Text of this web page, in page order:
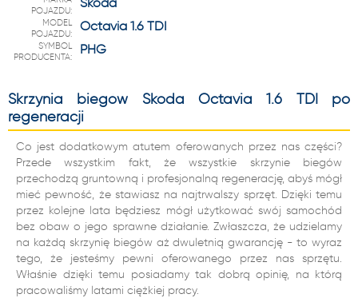
POJAZDU:
MODEL
POJAZDU:
Octavia 1.6 TDI
SYMBOL
PRODUCENTA:
PHG
Skrzynia biegów Skoda Octavia 1.6 TDI po
regeneracji
Co jest dodatkowym atutem oferowanych przez nas części?
Przede wszystkim fakt, że wszystkie skrzynie biegów
przechodzą gruntowną i profesjonalną regenerację, abyś mógł
mieć pewność, że stawiasz na najtrwalszy sprzęt. Dzięki temu
przez kolejne lata będziesz mógł użytkować swój samochód
bez obaw o jego sprawne działanie. Zwłaszcza, że udzielamy
na każdą skrzynię biegów aż dwuletnią gwarancję - to wyraz
tego, że jesteśmy pewni oferowanego przez nas sprzętu.
Właśnie dzięki temu posiadamy tak dobrą opinię, na którą
pracowaliśmy latami ciężkiej pracy.